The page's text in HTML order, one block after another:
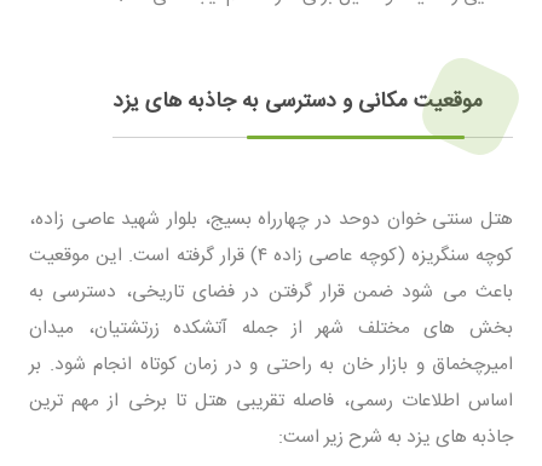
موقعیت مکانی و دسترسی به جاذبه های یزد
هتل سنتی خوان دوحد در چهارراه بسیج، بلوار شهید عاصی زاده،
کوچه سنگریزه (کوچه عاصی زاده ۴) قرار گرفته است. این موقعیت
باعث می شود ضمن قرار گرفتن در فضای تاریخی، دسترسی به
بخش های مختلف شهر از جمله آتشکده زرتشتیان، میدان
امیرچخماق و بازار خان به راحتی و در زمان کوتاه انجام شود. بر
اساس اطلاعات رسمی، فاصله تقریبی هتل تا برخی از مهم ترین
جاذبه های یزد به شرح زیر است: